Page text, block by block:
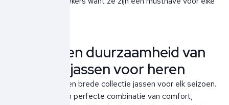
Kwaliteit en duurzaamheid van
Peuterey jassen voor heren
Peuterey biedt een brede collectie jassen voor elk seizoen.
De jassen zijn een perfecte combinatie van comfort,